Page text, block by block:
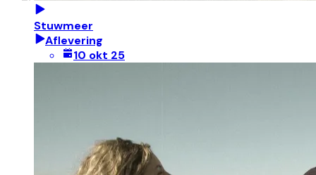
Stuwmeer
Aflevering
10 okt 25